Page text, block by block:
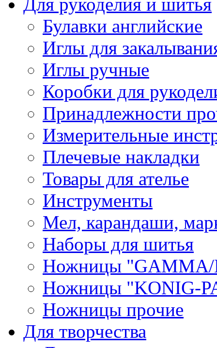
Булавки английские
Иглы для
Иглы ручные
Коробки для
Принадлежности
Измерительные
Плечевые накладки
Товары для ателье
Инструменты
Мел, карандаши,
Наборы для шитья
Ножницы "GAMMA/
Ножницы "KONIG-
Ножницы прочие
Для творчества